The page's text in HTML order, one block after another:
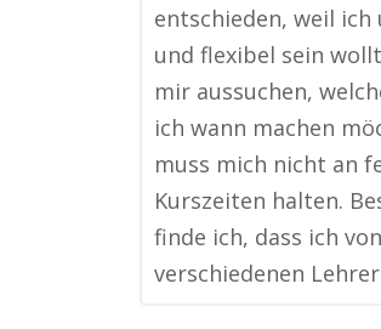
entschieden, weil ich
und flexibel sein
mir aussuchen,
ich wann machen
muss mich nicht an
Kurszeiten halten.
finde ich, dass ich von
verschiedenen